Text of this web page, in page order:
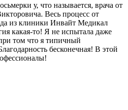
у, что называется, врача от
Весь процесс от
из клиники Инвайт Медикал
какая-то! Я не испытала даже
том что я типичный
бесконечная! В этой